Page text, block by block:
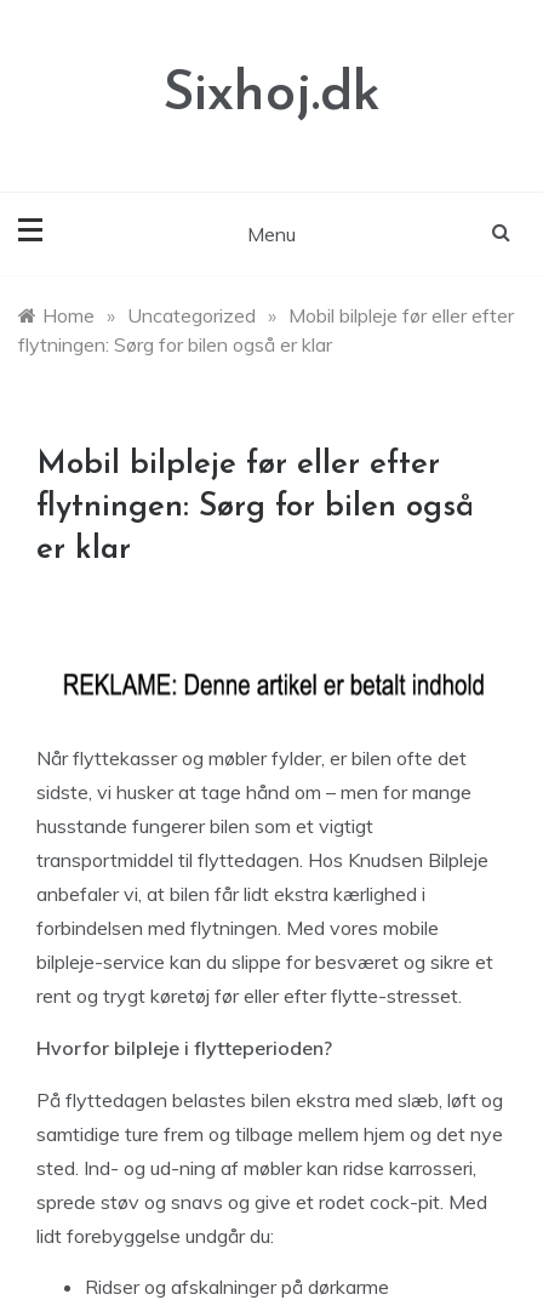
Sixhoj.dk
Menu
Home » Uncategorized » Mobil bilpleje før eller efter
flytningen: Sørg for bilen også er klar
Mobil bilpleje før eller efter
flytningen: Sørg for bilen også
er klar
Når flyttekasser og møbler fylder, er bilen ofte det
sidste, vi husker at tage hånd om – men for mange
husstande fungerer bilen som et vigtigt
transportmiddel til flyttedagen. Hos Knudsen Bilpleje
anbefaler vi, at bilen får lidt ekstra kærlighed i
forbindelsen med flytningen. Med vores mobile
bilpleje-service kan du slippe for besværet og sikre et
rent og trygt køretøj før eller efter flytte-stresset.
Hvorfor bilpleje i flytteperioden?
På flyttedagen belastes bilen ekstra med slæb, løft og
samtidige ture frem og tilbage mellem hjem og det nye
sted. Ind- og ud-ning af møbler kan ridse karrosseri,
sprede støv og snavs og give et rodet cock-pit. Med
lidt forebyggelse undgår du:
Ridser og afskalninger på dørkarme